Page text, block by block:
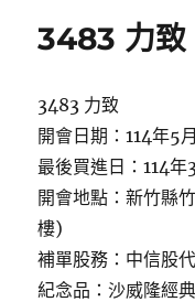
3483 力致
3483 力致
開會日期：114年5
最後買進日：114
開會地點：新竹縣
樓)
補單股務：中信股代
紀念品：沙威隆經